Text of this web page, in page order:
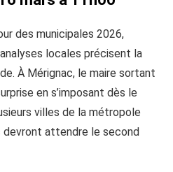
des municipales 2026,
locales précisent la
À Mérignac, le maire sortant
en s’imposant dès le
villes de la métropole
devront attendre le second